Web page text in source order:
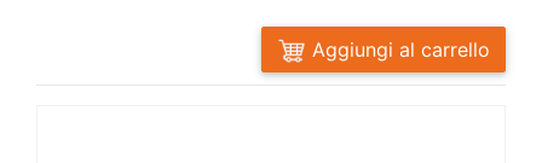
Aggiungi al carrello